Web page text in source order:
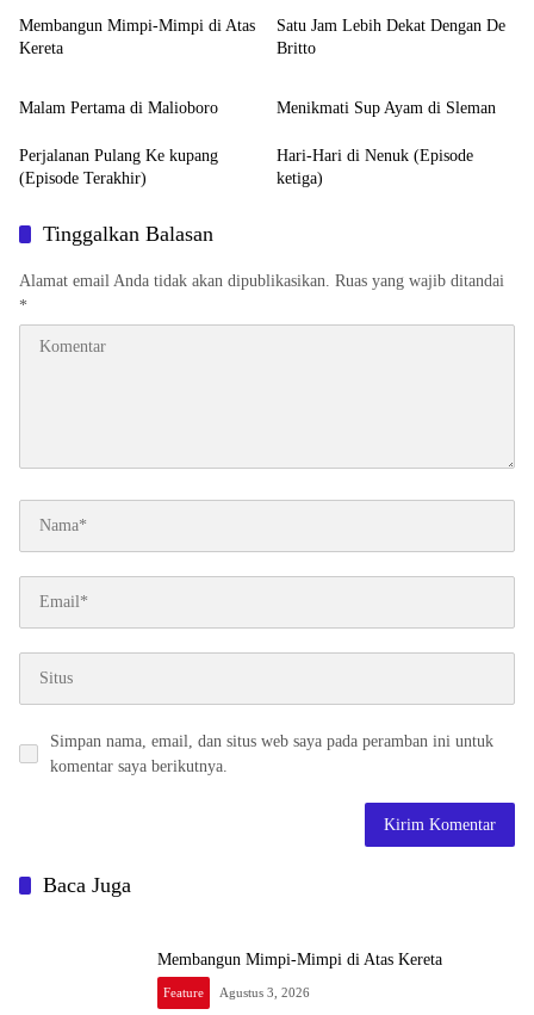
Membangun Mimpi-Mimpi di Atas
Kereta
Satu Jam Lebih Dekat Dengan De
Britto
Feature
Malam Pertama di Malioboro
Feature
Menikmati Sup Ayam di Sleman
Perjalanan Pulang Ke kupang
(Episode Terakhir)
Hari-Hari di Nenuk (Episode
ketiga)
Tinggalkan Balasan
Alamat email Anda tidak akan dipublikasikan. Ruas yang wajib ditandai
*
Simpan nama, email, dan situs web saya pada peramban ini untuk
komentar saya berikutnya.
Baca Juga
Membangun Mimpi-Mimpi di Atas Kereta
Feature Agustus 3, 2026